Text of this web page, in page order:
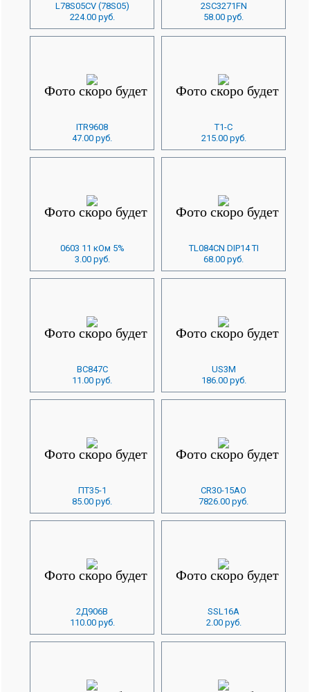
L78S05CV (78S05)
224.00 руб.
2SC3271FN
58.00 руб.
ITR9608
47.00 руб.
Т1-С
215.00 руб.
0603 11 кОм 5%
3.00 руб.
TL084CN DIP14 TI
68.00 руб.
BC847C
11.00 руб.
US3M
186.00 руб.
ПТ35-1
85.00 руб.
CR30-15AO
7826.00 руб.
2Д906В
110.00 руб.
SSL16A
2.00 руб.